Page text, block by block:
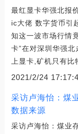
最红显卡华强北报
ic大佬 数字货币引
知这一波市场行情
卡”在对深圳华强
上显卡,矿机只有比
2021/2/24
采访卢海怡：煤
数据来源
采访卢海怡：煤业